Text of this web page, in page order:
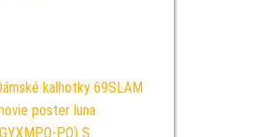
kalhotky 69SLAM
poster luna
PO) S